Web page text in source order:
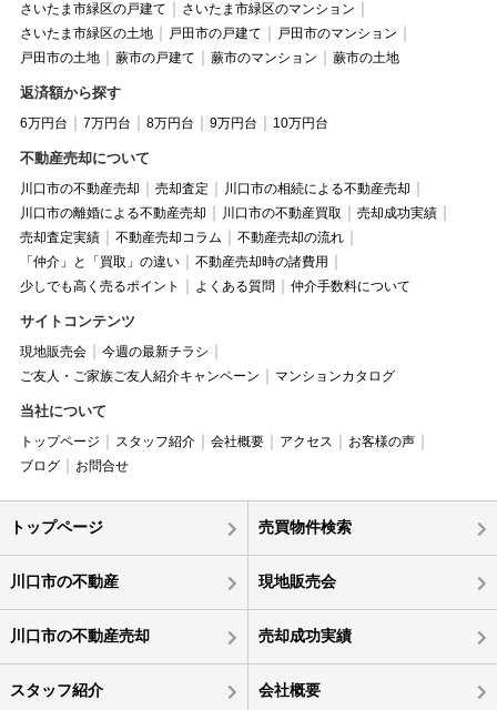
さいたま市緑区の戸建て
さいたま市緑区のマンション
さいたま市緑区の土地
戸田市の戸建て
戸田市のマンション
戸田市の土地
蕨市の戸建て 蕨市のマンション 蕨市の土地
返済額から探す
6万円台 7万円台 8万円台 9万円台 10万円台
不動産売却について
川口市の不動産売却 売却査定
川口市の相続による不動産売却
川口市の離婚による不動産売却
川口市の不動産買取
売却成功実績
売却査定実績
不動産売却コラム
不動産売却の流れ
「仲介」と「買取」の違い
不動産売却時の諸費用
少しでも高く売るポイント
よくある質問 仲介手数料について
サイトコンテンツ
現地販売会
今週の最新チラシ
ご友人・ご家族ご友人紹介キャンペーン
マンションカタログ
当社について
トップページ スタッフ紹介 会社概要 アクセス
お客様の声
ブログ
お問合せ
トップページ 売買物件検索
川口市の不動産 現地販売会
川口市の不動産売却 売却成功実績
スタッフ紹介 会社概要